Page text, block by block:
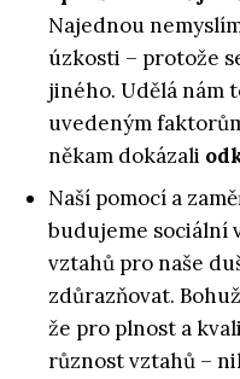
Najednou
úzkosti – protože
jiného. Udělá nám
uvedeným
někam dokázali
Naší pomocí a
budujeme sociální
vztahů pro naše
zdůrazňovat.
že pro plnost a
různost vztahů –